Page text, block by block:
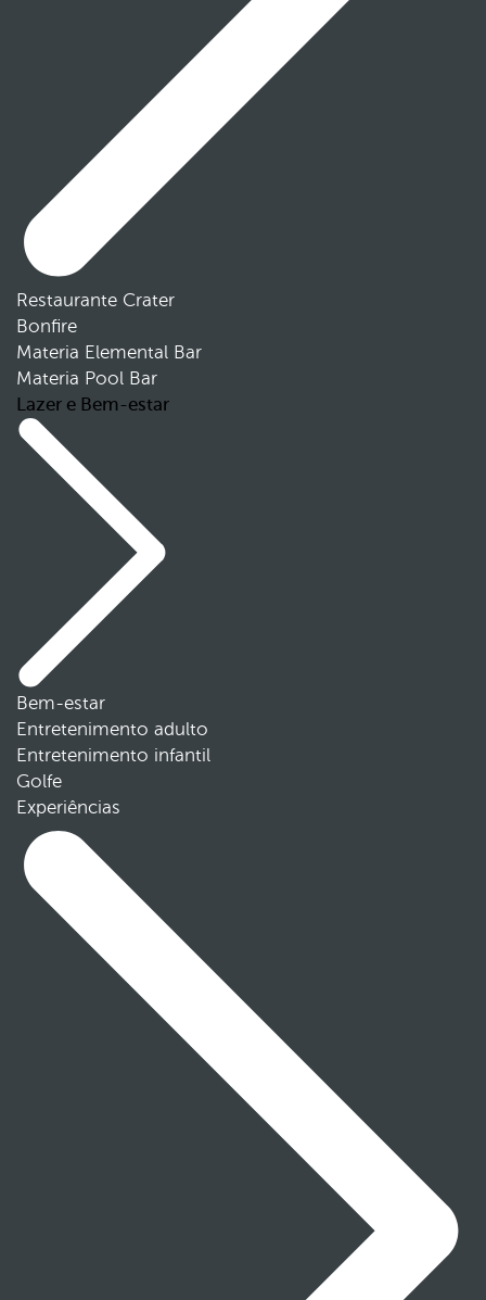
Restaurante Crater
Bonfire
Materia Elemental Bar
Materia Pool Bar
Lazer e Bem-estar
Bem-estar
Entretenimento adulto
Entretenimento infantil
Golfe
Experiências